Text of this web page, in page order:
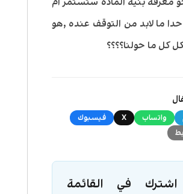
ما لابد من التوقف عنده ,هو
كل ما حولنا؟؟؟؟
واتساب X
فيسبوك
في القائمة